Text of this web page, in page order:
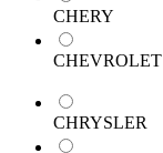
CHERY
CHEVROLET
CHRYSLER